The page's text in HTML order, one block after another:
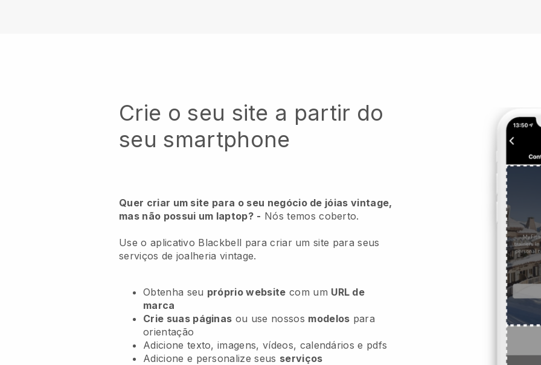
Crie o seu site a partir do
seu smartphone
Quer criar um site para o seu negócio de jóias vintage,
mas não possui um laptop? - Nós temos coberto.
Use o aplicativo Blackbell para criar um site para seus
serviços de joalheria vintage.
Obtenha seu próprio website com um URL de
marca
Crie suas páginas ou use nossos modelos para
orientação
Adicione texto, imagens, vídeos, calendários e pdfs
Adicione e personalize seus serviços